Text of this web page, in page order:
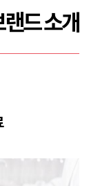
드 소개